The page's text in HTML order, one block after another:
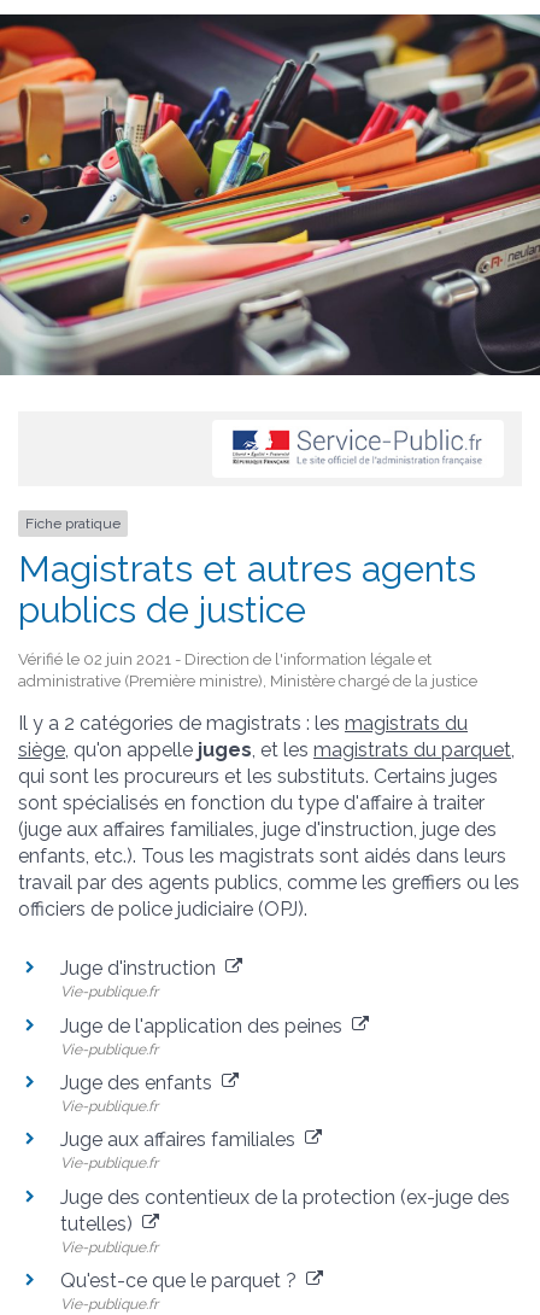
Fiche pratique
Magistrats et autres agents
publics de justice
Vérifié le 02 juin 2021 - Direction de l'information légale et
administrative (Première ministre), Ministère chargé de la justice
Il y a 2 catégories de magistrats : les magistrats du
siège, qu'on appelle juges, et les magistrats du parquet,
qui sont les procureurs et les substituts. Certains juges
sont spécialisés en fonction du type d'affaire à traiter
(juge aux affaires familiales, juge d'instruction, juge des
enfants, etc.). Tous les magistrats sont aidés dans leurs
travail par des agents publics, comme les greffiers ou les
officiers de police judiciaire (OPJ).
Juge d'instruction
Vie-publique.fr
Juge de l'application des peines
Vie-publique.fr
Juge des enfants
Vie-publique.fr
Juge aux affaires familiales
Vie-publique.fr
Juge des contentieux de la protection (ex-juge des
tutelles)
Vie-publique.fr
Qu'est-ce que le parquet ?
Vie-publique.fr